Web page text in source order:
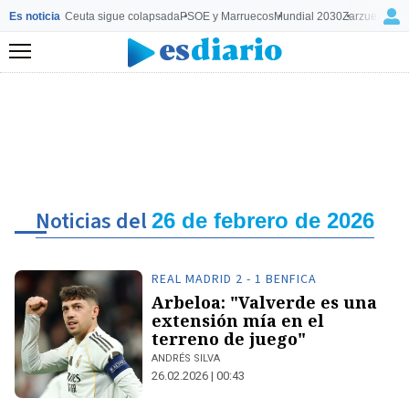
Es noticia Ceuta sigue colapsadaPSOE y MarruecosMundial 2030Zarzuela y
Menú
Noticias del26 de febrero de 2026
REAL MADRID 2 - 1 BENFICA
Arbeloa: "Valverde es una
extensión mía en el
terreno de juego"
ANDRÉS SILVA
26.02.2026 | 00:43